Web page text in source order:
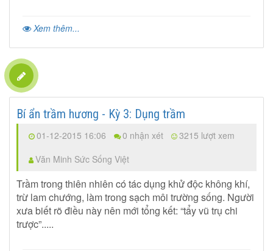
Xem thêm...
Bí ẩn trầm hương - Kỳ 3: Dụng trầm
01-12-2015 16:06 0 nhận xét
3215 lượt xem
Văn Minh Sức Sống Việt
Trầm trong thiên nhiên có tác dụng khử độc không khí,
trừ lam chướng, làm trong sạch môi trường sống. Người
xưa biết rõ điều này nên mới tổng kết: “tẩy vũ trụ chi
trược”.....